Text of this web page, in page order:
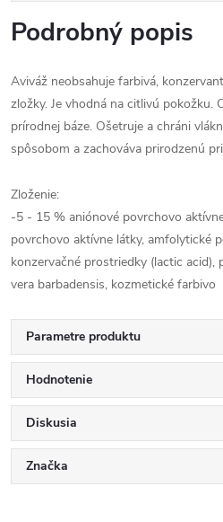
Podrobný popis
Aviváž neobsahuje farbivá,
zložky. Je vhodná na citlivú pokožku.
prírodnej báze. Ošetruje a chráni
spôsobom a zachováva prirodzenú
Zloženie:
-5 - 15 % aniónové povrchovo
povrchovo aktívne látky, amfolytické
konzervačné prostriedky (lactic acid),
vera barbadensis, kozmetické farbivo
Parametre produktu
Hodnotenie
Diskusia
Značka